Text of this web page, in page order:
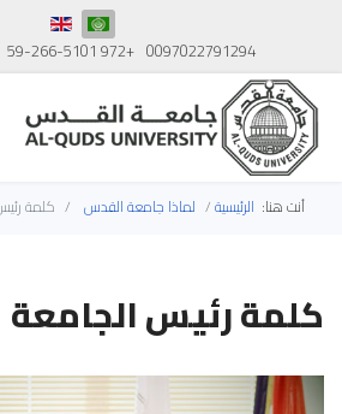
0097022791294
+972 59-266-5101
أنت هنا: الرئيسية لماذا جامعة القدس كلمة
كلمة رئيس الجامعة